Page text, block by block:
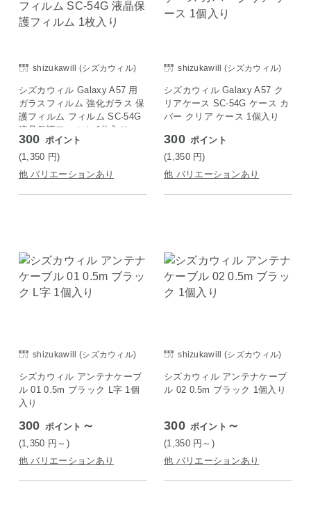
shizukawill (シズカウィル)
シズカウィル Galaxy A57 用
ガラスフィルム 強化ガラス 保
護フィルム フィルム SC-54G
液晶保護フィルム 1枚入り
300 ポイント
(1,350 円)
他 バリエーションあり
shizukawill (シズカウィル)
シズカウィル Galaxy A57 ク
リアケース SC-54G ケース カ
バー クリア ケース 1個入り
300 ポイント
(1,350 円)
他 バリエーションあり
shizukawill (シズカウィル)
シズカウィル アンテナケーブ
ル 01 0.5m ブラック L字 1個
入り
300 ポイント ～
(1,350 円 ～)
他 バリエーションあり
shizukawill (シズカウィル)
シズカウィル アンテナケーブ
ル 02 0.5m ブラック 1個入り
300 ポイント ～
(1,350 円 ～)
他 バリエーションあり